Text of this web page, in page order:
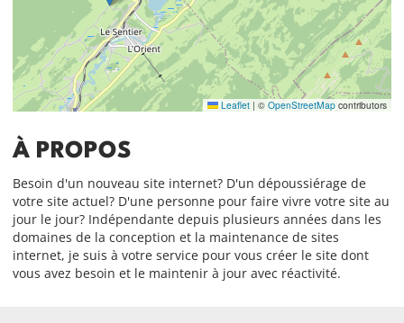
Leaflet | ©OpenStreetMap contributors
À PROPOS
Besoin d'un nouveau site internet? D'un dépoussiérage de
votre site actuel? D'une personne pour faire vivre votre site au
jour le jour? Indépendante depuis plusieurs années dans les
domaines de la conception et la maintenance de sites
internet, je suis à votre service pour vous créer le site dont
vous avez besoin et le maintenir à jour avec réactivité.